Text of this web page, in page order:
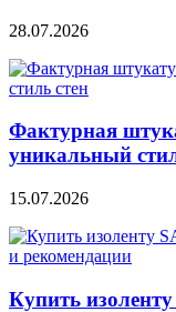
28.07.2026
Фактурная
уникальный
15.07.2026
Купить